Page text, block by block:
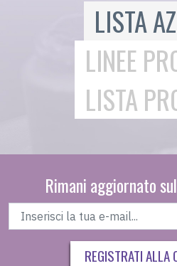
LISTA
LINEE
LISTA
Rimani aggiornato
REGISTRATI ALLA